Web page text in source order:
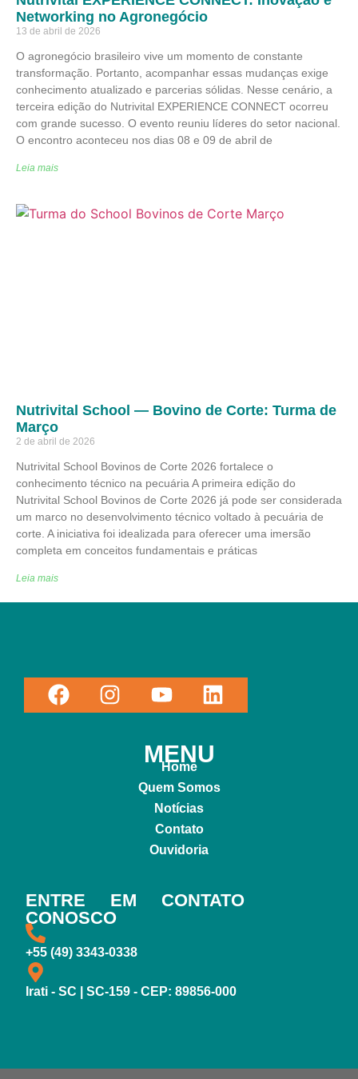
Networking no Agronegócio
13 de abril de 2026
O agronegócio brasileiro vive um momento de constante
transformação. Portanto, acompanhar essas mudanças exige
conhecimento atualizado e parcerias sólidas. Nesse cenário, a
terceira edição do Nutrivital EXPERIENCE CONNECT ocorreu
com grande sucesso. O evento reuniu líderes do setor nacional.
O encontro aconteceu nos dias 08 e 09 de abril de
Leia mais
Nutrivital School — Bovino de Corte: Turma de
Março
2 de abril de 2026
Nutrivital School Bovinos de Corte 2026 fortalece o
conhecimento técnico na pecuária A primeira edição do
Nutrivital School Bovinos de Corte 2026 já pode ser considerada
um marco no desenvolvimento técnico voltado à pecuária de
corte. A iniciativa foi idealizada para oferecer uma imersão
completa em conceitos fundamentais e práticas
Leia mais
MENU
Home
Quem Somos
Notícias
Contato
Ouvidoria
ENTRE EM CONTATO
CONOSCO
+55 (49) 3343-0338
Irati - SC | SC-159 - CEP: 89856-000